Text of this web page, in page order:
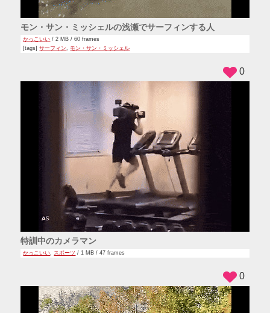
モン・サン・ミッシェルの浅瀬でサーフィンする人
かっこいい / 2 MB / 60 frames
[tags]サーフィン,モン・サン・ミッシェル
特訓中のカメラマン
かっこいい, スポーツ / 1 MB / 47 frames
0
0